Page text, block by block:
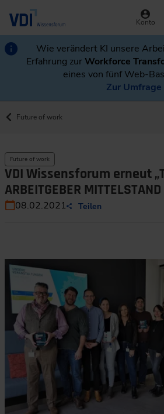
Konto
Wie verändert KI unsere
Erfahrung zurWorkforce
eines von fünf Web-
Zur Umfrage
Future of work
Future of work
VDI Wissensforum erneut
ARBEITGEBER
08.02.2021 Teilen